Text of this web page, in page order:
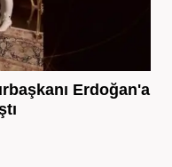
Erdoğan'a